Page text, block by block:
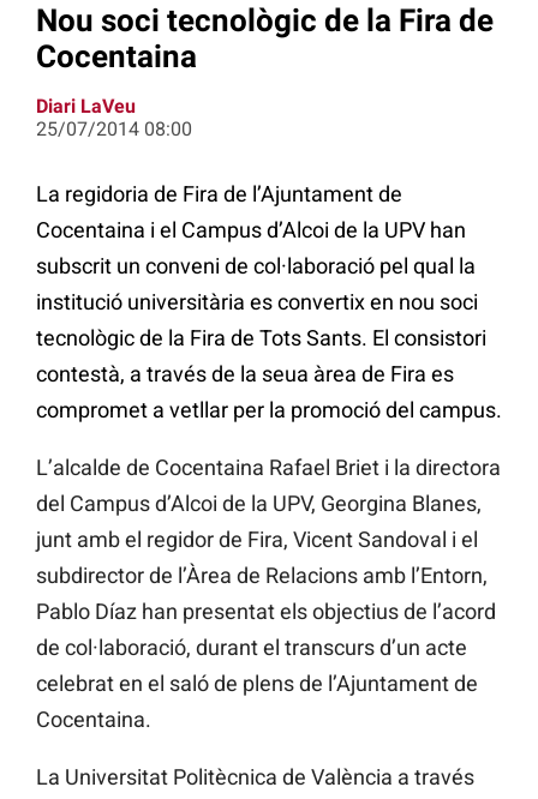
Nou soci tecnològic de la Fira de
Cocentaina
Diari LaVeu
25/07/2014 08:00
La regidoria de Fira de l’Ajuntament de
Cocentaina i el Campus d’Alcoi de la UPV han
subscrit un conveni de col·laboració pel qual la
institució universitària es convertix en nou soci
tecnològic de la Fira de Tots Sants. El consistori
contestà, a través de la seua àrea de Fira es
compromet a vetllar per la promoció del campus.
L’alcalde de Cocentaina Rafael Briet i la directora
del Campus d’Alcoi de la UPV, Georgina Blanes,
junt amb el regidor de Fira, Vicent Sandoval i el
subdirector de l’Àrea de Relacions amb l’Entorn,
Pablo Díaz han presentat els objectius de l’acord
de col·laboració, durant el transcurs d’un acte
celebrat en el saló de plens de l’Ajuntament de
Cocentaina.
La Universitat Politècnica de València a través